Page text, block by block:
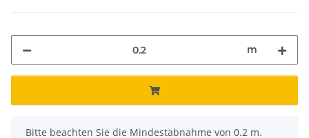
m
x
Bitte beachten Sie die Mindestabnahme von 0.2 m.